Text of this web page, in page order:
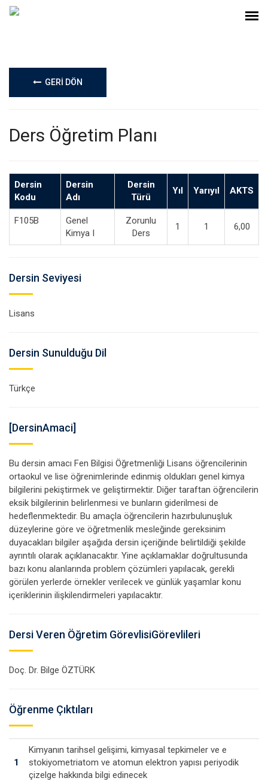
GERİ DÖN
Ders Öğretim Planı
Dersin
Kodu
Dersin
Adı
Dersin
Türü
Yıl Yarıyıl AKTS
F105B
Genel
Kimya I
Zorunlu
Ders
1 1 6,00
Dersin Seviyesi
Lisans
Dersin Sunulduğu Dil
Türkçe
[DersinAmaci]
Bu dersin amacı Fen Bilgisi Öğretmenliği Lisans öğrencilerinin
ortaokul ve lise öğrenimlerinde edinmiş oldukları genel kimya
bilgilerini pekiştirmek ve geliştirmektir. Diğer taraftan öğrencilerin
eksik bilgilerinin belirlenmesi ve bunların giderilmesi de
hedeflenmektedir. Bu amaçla öğrencilerin hazırbulunuşluk
düzeylerine göre ve öğretmenlik mesleğinde gereksinim
duyacakları bilgiler aşağıda dersin içeriğinde belirtildiği şekilde
ayrıntılı olarak açıklanacaktır. Yine açıklamaklar doğrultusunda
bazı konu alanlarında problem çözümleri yapılacak, gerekli
görülen yerlerde örnekler verilecek ve günlük yaşamlar konu
içeriklerinin ilişkilendirmeleri yapılacaktır.
Dersi Veren Öğretim GörevlisiGörevlileri
Doç. Dr. Bilge ÖZTÜRK
Öğrenme Çıktıları
1
Kimyanın tarihsel gelişimi, kimyasal tepkimeler ve e
stokiyometriatom ve atomun elektron yapısı periyodik
çizelge hakkında bilgi edinecek